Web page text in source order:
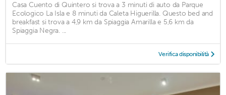
Casa Cuento di Quintero si trova a 3 minuti di auto da Parque
Ecologico La Isla e 8 minuti da Caleta Higuerilla. Questo bed and
breakfast si trova a 4,9 km da Spiaggia Amarilla e 5,6 km da
Spiaggia Negra. ...
Verifica disponibilità